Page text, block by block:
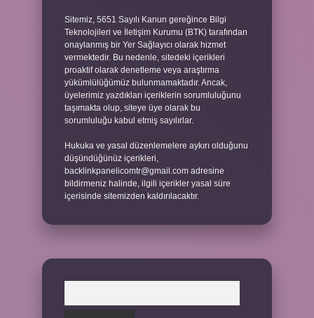
Sitemiz, 5651 Sayılı Kanun gereğince Bilgi
Teknolojileri ve İletişim Kurumu (BTK) tarafından
onaylanmış bir Yer Sağlayıcı olarak hizmet
vermektedir. Bu nedenle, sitedeki içerikleri
proaktif olarak denetleme veya araştırma
yükümlülüğümüz bulunmamaktadır. Ancak,
üyelerimiz yazdıkları içeriklerin sorumluluğunu
taşımakta olup, siteye üye olarak bu
sorumluluğu kabul etmiş sayılırlar.
Hukuka ve yasal düzenlemelere aykırı olduğunu
düşündüğünüz içerikleri,
backlinkpanelicomtr@gmail.com adresine
bildirmeniz halinde, ilgili içerikler yasal süre
içerisinde sitemizden kaldırılacaktır.